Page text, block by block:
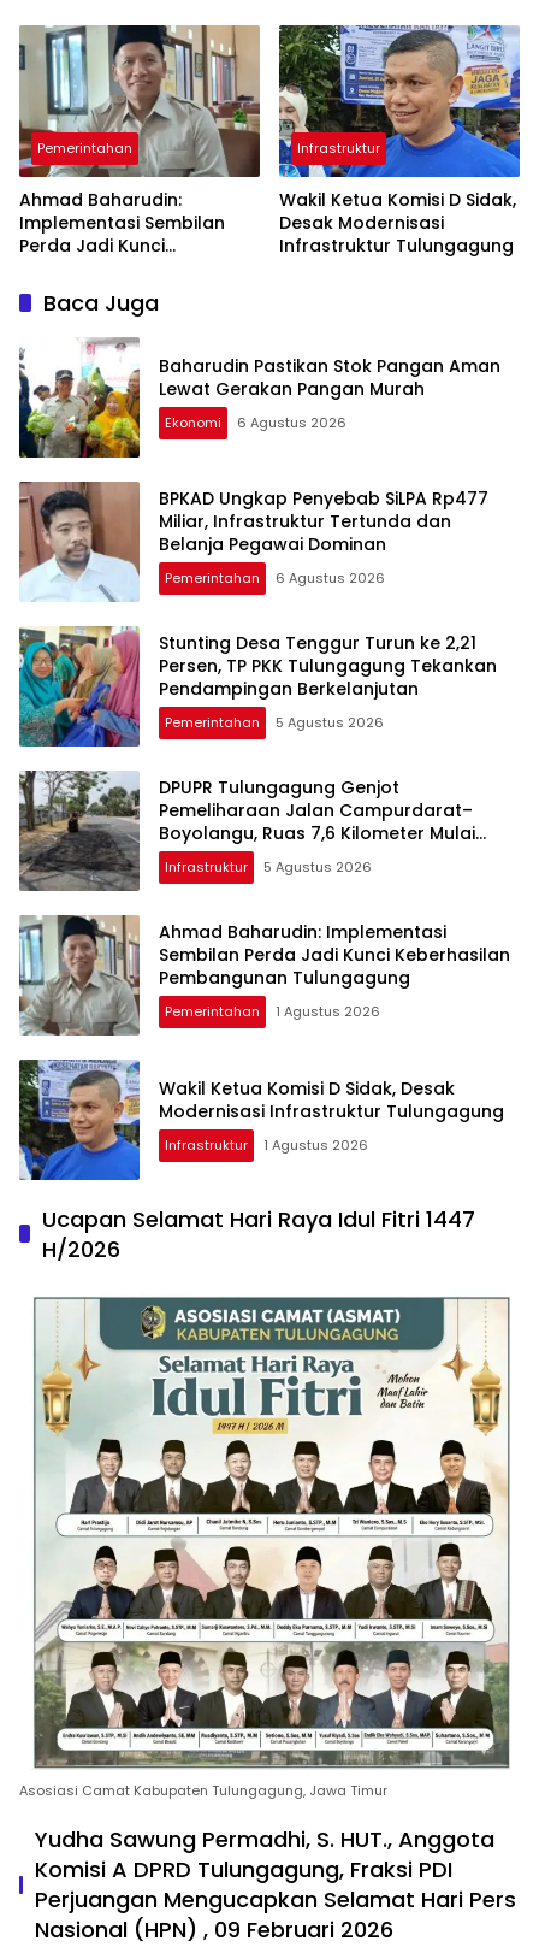
Berkelanjutan
Diperbaiki
Pemerintahan
Ahmad Baharudin:
Implementasi Sembilan
Perda Jadi Kunci
Pembangunan
Tulungagung
Infrastruktur
Wakil Ketua Komisi D Sidak,
Desak Modernisasi
Infrastruktur Tulungagung
Baca Juga
Baharudin Pastikan Stok Pangan Aman
Lewat Gerakan Pangan Murah
Ekonomi 6 Agustus 2026
BPKAD Ungkap Penyebab SiLPA Rp477
Miliar, Infrastruktur Tertunda dan
Belanja Pegawai Dominan
Pemerintahan 6 Agustus 2026
Stunting Desa Tenggur Turun ke 2,21
Persen, TP PKK Tulungagung Tekankan
Pendampingan Berkelanjutan
Pemerintahan 5 Agustus 2026
DPUPR Tulungagung Genjot
Pemeliharaan Jalan Campurdarat–
Boyolangu, Ruas 7,6 Kilometer Mulai
Diperbaiki
Infrastruktur 5 Agustus 2026
Ahmad Baharudin: Implementasi
Sembilan Perda Jadi Kunci Keberhasilan
Pembangunan Tulungagung
Pemerintahan 1 Agustus 2026
Wakil Ketua Komisi D Sidak, Desak
Modernisasi Infrastruktur Tulungagung
Infrastruktur 1 Agustus 2026
Ucapan Selamat Hari Raya Idul Fitri 1447
H/2026
Asosiasi Camat Kabupaten Tulungagung, Jawa Timur
Yudha Sawung Permadhi, S. HUT., Anggota
Komisi A DPRD Tulungagung, Fraksi PDI
Perjuangan Mengucapkan Selamat Hari Pers
Nasional (HPN) , 09 Februari 2026